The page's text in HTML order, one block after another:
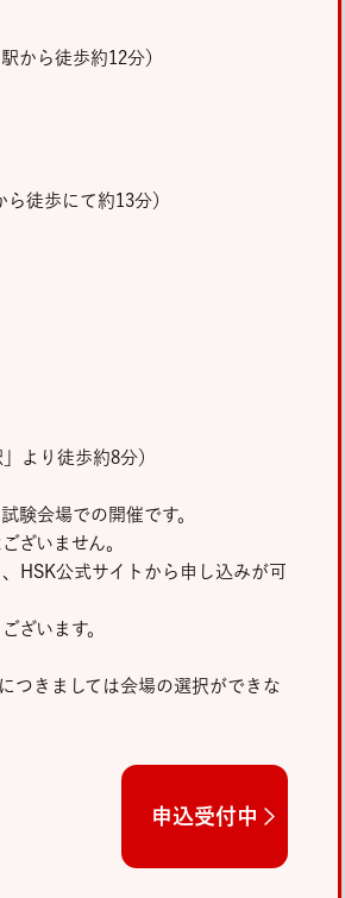
から徒歩約12分）
徒歩にて約13分）
より徒歩約8分）
験会場での開催です。
ざいません。
HSK公式サイトから申し込みが可
ざいます。
つきましては会場の選択ができな
申込受付中